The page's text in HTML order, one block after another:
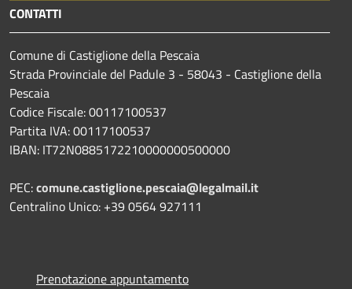
CONTATTI
Comune di Castiglione della Pescaia
Strada Provinciale del Padule 3 - 58043 - Castiglione della
Pescaia
Codice Fiscale: 00117100537
Partita IVA: 00117100537
IBAN: IT72N0885172210000000500000
PEC:comune.castiglione.pescaia@legalmail.it
Centralino Unico: +39 0564 927111
Prenotazione appuntamento